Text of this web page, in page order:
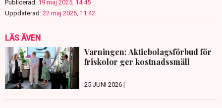
Publicerad: 19 maj 2025, 14:45
Uppdaterad: 22 maj 2025, 11:42
LÄS ÄVEN
Varningen: Aktiebolagsförbud för
friskolor ger kostnadssmäll
25 JUNI 2026 |